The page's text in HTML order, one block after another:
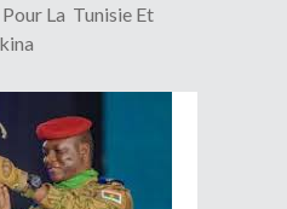
Pour La Tunisie Et